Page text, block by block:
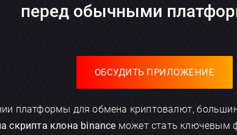
перед обычными
ОБСУДИТЬ ПРИЛОЖЕНИЕ
платформы для обмена криптовалют,
скрипта клона binance может стать ключевым